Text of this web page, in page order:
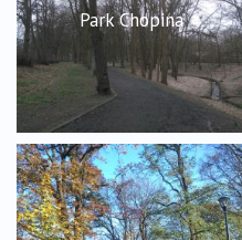
Park Chopina